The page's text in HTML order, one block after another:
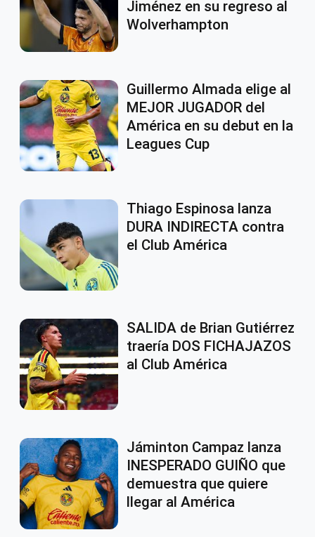
Jiménez en su regreso al
Wolverhampton
Guillermo Almada elige al
MEJOR JUGADOR del
América en su debut en la
Leagues Cup
Thiago Espinosa lanza
DURA INDIRECTA contra
el Club América
SALIDA de Brian Gutiérrez
traería DOS FICHAJAZOS
al Club América
Jáminton Campaz lanza
INESPERADO GUIÑO que
demuestra que quiere
llegar al América